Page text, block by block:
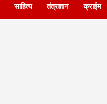
साहित्य तंत्रज्ञान क्राईम